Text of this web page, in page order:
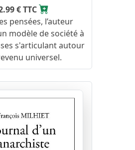
€ TTC
pensées, l’auteur
modèle de société à
s'articulant autour
universel.